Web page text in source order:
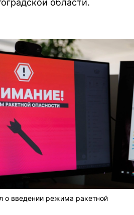
области.
введении режима ракетной